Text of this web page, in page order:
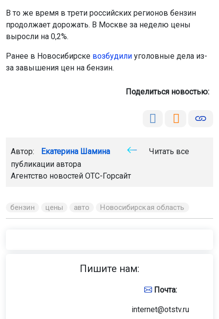
В то же время в трети российских регионов бензин
продолжает дорожать. В Москве за неделю цены
выросли на 0,2%.
Ранее в Новосибирске возбудили уголовные дела из-
за завышения цен на бензин.
Поделиться новостью:
Автор: Екатерина Шамина
Читать все
публикации автора
Агентство новостей ОТС-Горсайт
бензин цены авто Новосибирская область
Пишите нам:
Почта:
internet@otstv.ru